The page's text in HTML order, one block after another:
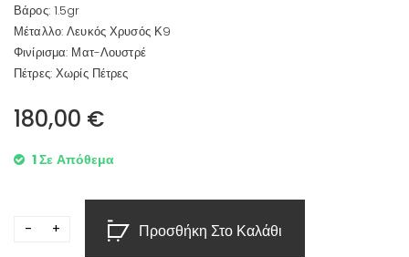
Βάρος: 1.5gr
Μέταλλο: Λευκός Χρυσός Κ9
Φινίρισμα: Ματ-Λουστρέ
Πέτρες: Χωρίς Πέτρες
180,00 €
1 Σε Απόθεμα
Προσθήκη Στο Καλάθι